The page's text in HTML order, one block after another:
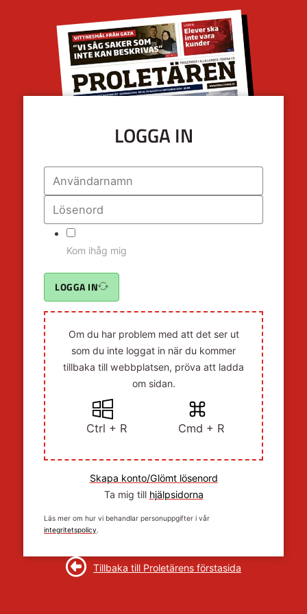
LOGGA IN
Kom ihåg mig
LOGGA IN
Om du har problem med att det ser ut
som du inte loggat in när du kommer
tillbaka till webbplatsen, pröva att ladda
om sidan.
Ctrl + R Cmd + R
Skapa konto/Glömt lösenord
Ta mig till hjälpsidorna
Läs mer om hur vi behandlar personuppgifter i vår
integritetspolicy.
Tillbaka till Proletärens förstasida